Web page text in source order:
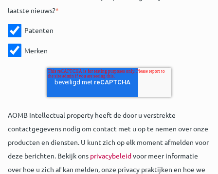
laatste nieuws?*
Patenten
Merken
AOMB Intellectual property heeft de door u verstrekte
contactgegevens nodig om contact met u op te nemen over onze
producten en diensten. U kunt zich op elk moment afmelden voor
deze berichten. Bekijk ons privacybeleidvoor meer informatie
over hoe u zich af kan melden, onze privacy praktijken en hoe we